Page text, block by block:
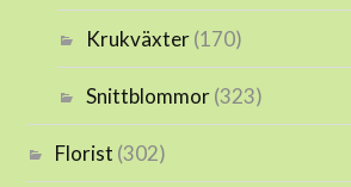
Krukväxter(170)
Snittblommor(323)
Florist (302)